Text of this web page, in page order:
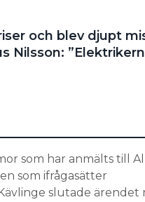
och blev djupt
Nilsson:
som har anmälts till
som ifrågasätter
slutade ärendet